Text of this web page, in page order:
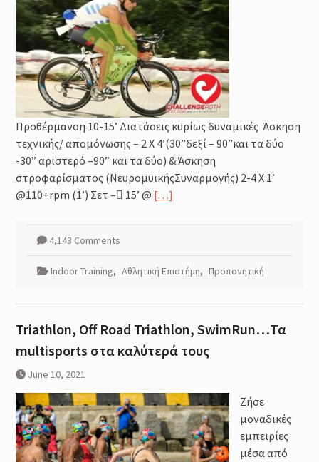
έντασης της προπόνησης :
Φυσιολογικά και Πρακτικά
Ζητήματα
Προπόνηση Τριάθλου :
Περιοδικότητα
Προπόνηση Δύναμης για αθλητές
Τριάθλου
Προθέρμανση 10-15’ Διατάσεις κυρίως δυναμικές Άσκηση
τεχνικής/ απομόνωσης – 2 Χ 4’(30”δεξί – 90”και τα δύο
-30” αριστερό –90” και τα δύο) & Άσκηση
στροφαρίσματος (ΝευρομυικήςΣυναρμογής) 2-4 X 1’
@110+rpm (1’) Σετ – 15’ @ […]
4,143 Comments
Indoor Training, Αθλητική Επιστήμη, Προπονητική
Triathlon, Off Road Triathlon, SwimRun…Τα
multisports στα καλύτερά τους
June 10, 2021
Ζήσε
μοναδικές
εμπειρίες
μέσα από